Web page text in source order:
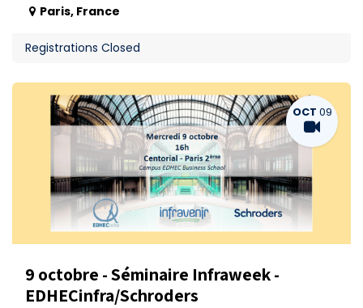
Paris, France
Registrations Closed
OCT 09
9 octobre - Séminaire Infraweek -
EDHECinfra/Schroders